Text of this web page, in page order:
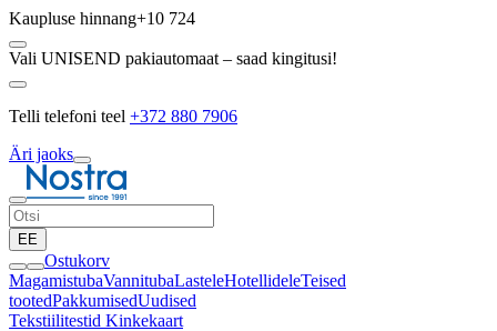
Kaupluse hinnang+10 724
Vali UNISEND pakiautomaat – saad kingitusi!
Telli telefoni teel +372 880 7906
Äri jaoks
EE
Ostukorv
MagamistubaVannitubaLasteleHotellideleTeised
tootedPakkumisedUudised
Tekstiilitestid Kinkekaart